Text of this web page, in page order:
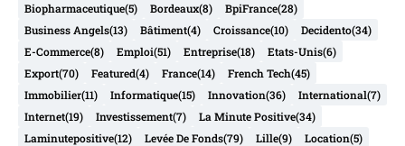
Biopharmaceutique(5) Bordeaux(8) BpiFrance(28)
Business Angels(13) Bâtiment(4) Croissance(10) Decidento(34)
E-Commerce(8) Emploi(51) Entreprise(18) Etats-Unis(6)
Export(70) Featured(4) France(14) French Tech(45)
Immobilier(11) Informatique(15) Innovation(36) International(7)
Internet(19) Investissement(7) La Minute Positive(34)
Laminutepositive(12) Levée De Fonds(79) Lille(9) Location(5)